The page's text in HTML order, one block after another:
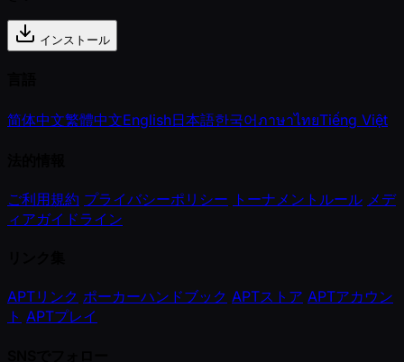
インストール
简体中文繁體中文English日本語한국어ภาษาไทยTiếng Việt
ご利用規約 プライバシーポリシー トーナメントルール メデ
ィアガイドライン
APTリンク ポーカーハンドブック APTストア APTアカウン
ト APTプレイ